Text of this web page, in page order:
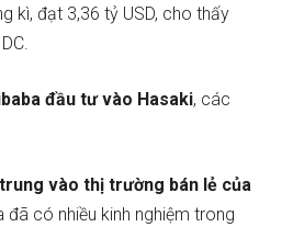
kì, đạt 3,36 tỷ USD, cho thấy
đầu tư vào Hasaki, các
vào thị trường bán lẻ của
đã có nhiều kinh nghiệm trong